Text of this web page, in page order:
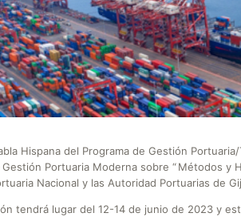
Hispana del Programa de Gestión
Portuaria Moderna sobre “ Métodos y
Nacional y las Autoridad Portuarias de
tendrá lugar del 12-14 de junio de 2023 y